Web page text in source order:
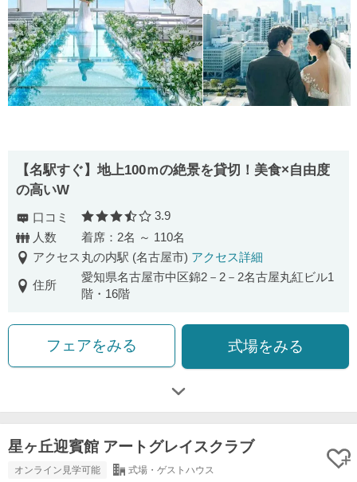
【名駅すぐ】地上100ｍの絶景を貸切！美食×自由度
の高いW
口コミ 口コミ評価
3.9
人数
着席：2名 ～ 110名
アクセス 丸の内駅 (名古屋市) アクセス詳細
住所
愛知県名古屋市中区錦2－2－2名古屋丸紅ビル1
階・16階
フェアをみる 式場をみる
星ヶ丘迎賓館 アートグレイスクラブ
オンライン見学可能 式場・ゲストハウス